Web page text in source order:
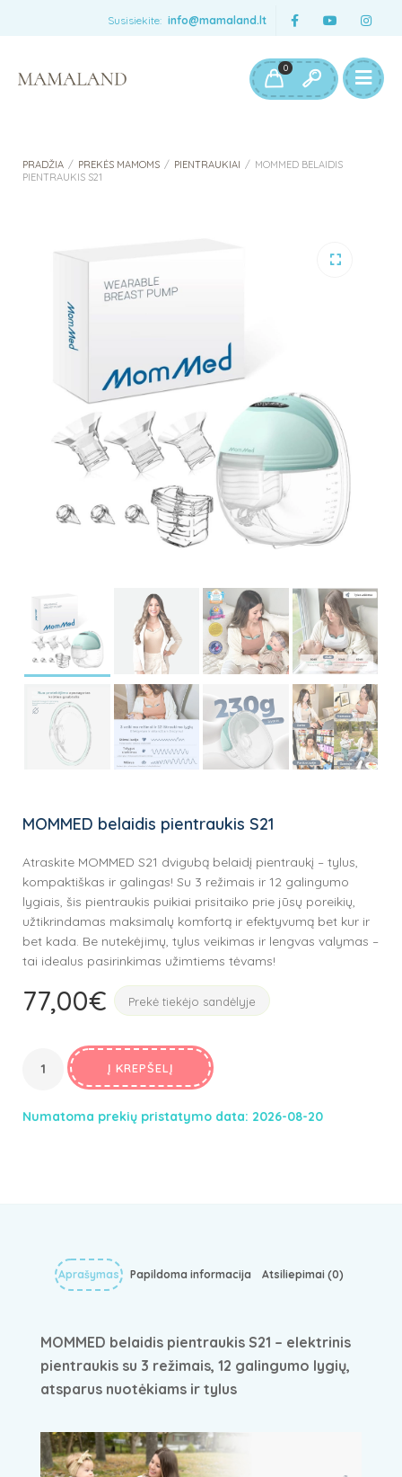
Susisiekite: info@mamaland.lt
0
PRADŽIA / PREKĖS MAMOMS / PIENTRAUKIAI / MOMMED BELAIDIS
PIENTRAUKIS S21
MOMMED belaidis pientraukis S21
Atraskite MOMMED S21 dvigubą belaidį pientraukį – tylus,
kompaktiškas ir galingas! Su 3 režimais ir 12 galingumo
lygiais, šis pientraukis puikiai prisitaiko prie jūsų poreikių,
užtikrindamas maksimalų komfortą ir efektyvumą bet kur ir
bet kada. Be nutekėjimų, tylus veikimas ir lengvas valymas –
tai idealus pasirinkimas užimtiems tėvams!
77,00€ Prekė tiekėjo sandėlyje
Į KREPŠELĮ
Numatoma prekių pristatymo data: 2026-08-20
Aprašymas Papildoma informacija Atsiliepimai (0)
MOMMED belaidis pientraukis S21 – elektrinis
pientraukis su 3 režimais, 12 galingumo lygių,
atsparus nuotėkiams ir tylus